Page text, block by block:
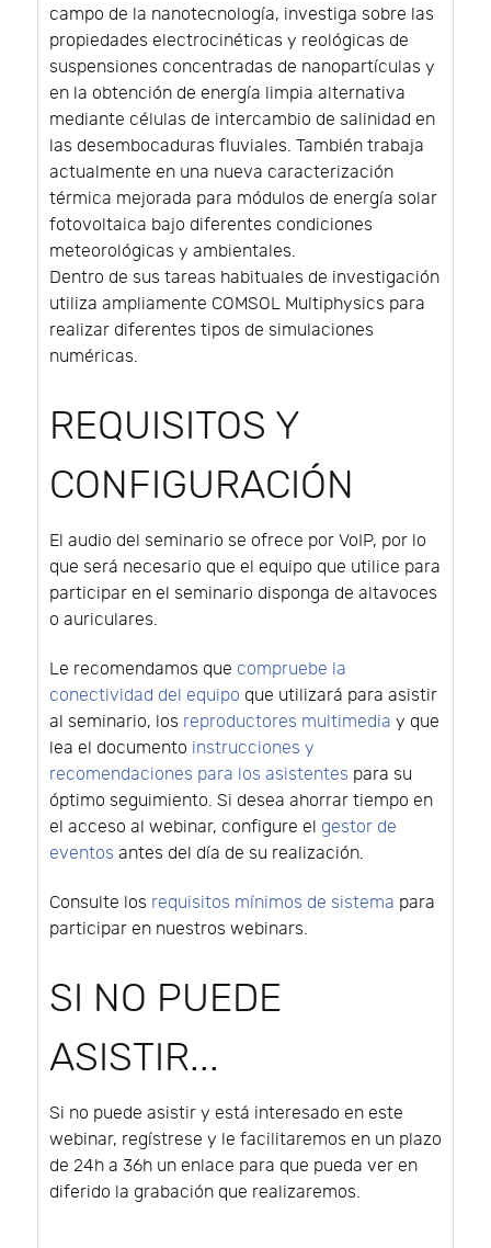
campo de la nanotecnología, investiga sobre las
propiedades electrocinéticas y reológicas de
suspensiones concentradas de nanopartículas y
en la obtención de energía limpia alternativa
mediante células de intercambio de salinidad en
las desembocaduras fluviales. También trabaja
actualmente en una nueva caracterización
térmica mejorada para módulos de energía solar
fotovoltaica bajo diferentes condiciones
meteorológicas y ambientales.
Dentro de sus tareas habituales de investigación
utiliza ampliamente COMSOL Multiphysics para
realizar diferentes tipos de simulaciones
numéricas.
REQUISITOS Y
CONFIGURACIÓN
El audio del seminario se ofrece por VoIP, por lo
que será necesario que el equipo que utilice para
participar en el seminario disponga de altavoces
o auriculares.
Le recomendamos que compruebe la
conectividad del equipo que utilizará para asistir
al seminario, los reproductores multimedia y que
lea el documento instrucciones y
recomendaciones para los asistentes para su
óptimo seguimiento. Si desea ahorrar tiempo en
el acceso al webinar, configure el gestor de
eventos antes del día de su realización.
Consulte los requisitos mínimos de sistema para
participar en nuestros webinars.
SI NO PUEDE
ASISTIR...
Si no puede asistir y está interesado en este
webinar, regístrese y le facilitaremos en un plazo
de 24h a 36h un enlace para que pueda ver en
diferido la grabación que realizaremos.